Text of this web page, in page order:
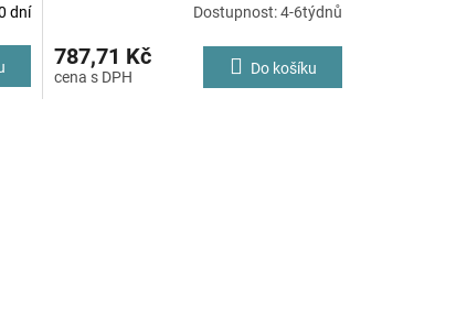
dní Dostupnost: 4-6týdnů
787,71 Kč Do košíku